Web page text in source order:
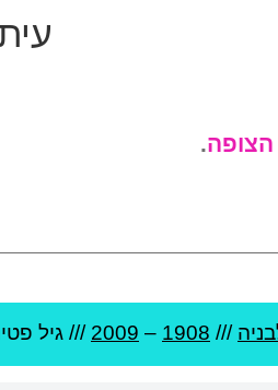
הצופה.
///
1908
–
2009 /// גיל